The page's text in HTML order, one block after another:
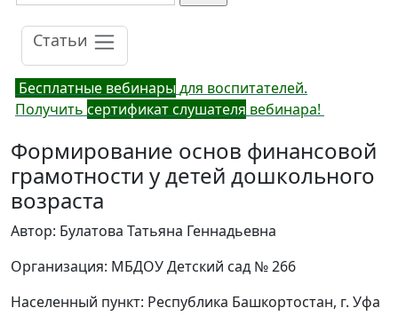
Статьи
Бесплатные вебинарыдля воспитателей.
Получить сертификат слушателя вебинара!
Формирование основ финансовой
грамотности у детей дошкольного
возраста
Автор: Булатова Татьяна Геннадьевна
Организация: МБДОУ Детский сад № 266
Населенный пункт: Республика Башкортостан, г. Уфа